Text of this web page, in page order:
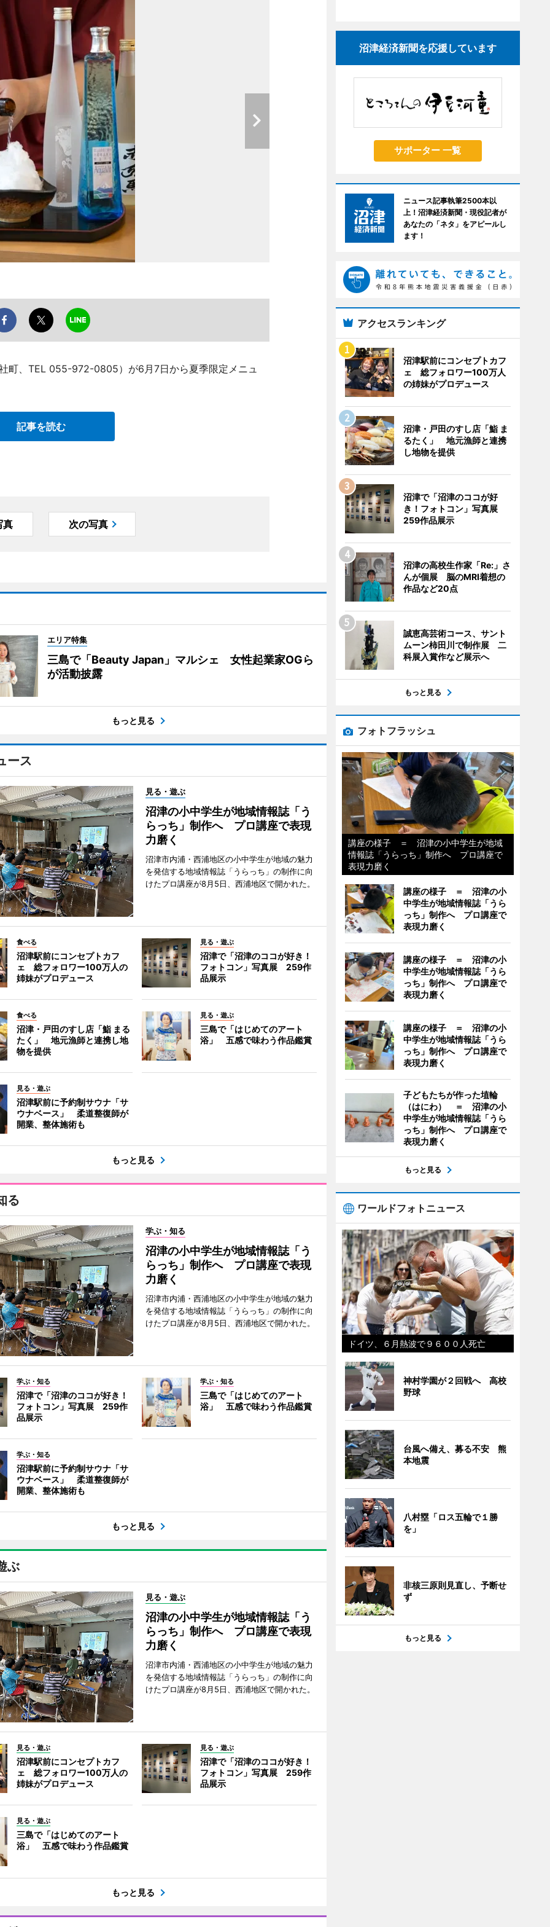
町、TEL 055-972-0805）が6月7日から夏季限定メニュ
記事を読む
真 次の写真
エリア特集
三島で「Beauty Japan」マルシェ 女性起業家OGら
が活動披露
もっと見る
ース
見る・遊ぶ
沼津の小中学生が地域情報誌「う
らっち」制作へ プロ講座で表現
力磨く
沼津市内浦・西浦地区の小中学生が地域の魅力
を発信する地域情報誌「うらっち」の制作に向
けたプロ講座が8月5日、西浦地区で開かれた。
食べる
沼津駅前にコンセプトカフ
ェ 総フォロワー100万人の
姉妹がプロデュース
見る・遊ぶ
沼津で「沼津のココが好き！
フォトコン」写真展 259作
品展示
食べる
沼津・戸田のすし店「鮨 まる
たく」 地元漁師と連携し地
物を提供
見る・遊ぶ
三島で「はじめてのアート
浴」 五感で味わう作品鑑賞
見る・遊ぶ
沼津駅前に予約制サウナ「サ
ウナベース」 柔道整復師が
開業、整体施術も
もっと見る
る
学ぶ・知る
沼津の小中学生が地域情報誌「う
らっち」制作へ プロ講座で表現
力磨く
沼津市内浦・西浦地区の小中学生が地域の魅力
を発信する地域情報誌「うらっち」の制作に向
けたプロ講座が8月5日、西浦地区で開かれた。
学ぶ・知る
沼津で「沼津のココが好き！
フォトコン」写真展 259作
品展示
学ぶ・知る
三島で「はじめてのアート
浴」 五感で味わう作品鑑賞
学ぶ・知る
沼津駅前に予約制サウナ「サ
ウナベース」 柔道整復師が
開業、整体施術も
もっと見る
ぶ
見る・遊ぶ
沼津の小中学生が地域情報誌「う
らっち」制作へ プロ講座で表現
力磨く
沼津市内浦・西浦地区の小中学生が地域の魅力
を発信する地域情報誌「うらっち」の制作に向
けたプロ講座が8月5日、西浦地区で開かれた。
見る・遊ぶ
沼津駅前にコンセプトカフ
ェ 総フォロワー100万人の
姉妹がプロデュース
見る・遊ぶ
沼津で「沼津のココが好き！
フォトコン」写真展 259作
品展示
見る・遊ぶ
三島で「はじめてのアート
浴」 五感で味わう作品鑑賞
もっと見る
沼津経済新聞を応援しています
サポーター 一覧
ニュース記事執筆2500本以
上！沼津経済新聞・現役記者が
あなたの「ネタ」をアピールし
ます！
アクセスランキング
沼津駅前にコンセプトカフ
ェ 総フォロワー100万人
の姉妹がプロデュース
沼津・戸田のすし店「鮨 ま
るたく」 地元漁師と連携
し地物を提供
沼津で「沼津のココが好
き！フォトコン」写真展
259作品展示
沼津の高校生作家「Re:」さ
んが個展 脳のMRI着想の
作品など20点
誠恵高芸術コース、サント
ムーン柿田川で制作展 二
科展入賞作など展示へ
もっと見る
フォトフラッシュ
講座の様子 ＝ 沼津の小中学生が地域
情報誌「うらっち」制作へ プロ講座で
表現力磨く
講座の様子 ＝ 沼津の小
中学生が地域情報誌「うら
っち」制作へ プロ講座で
表現力磨く
講座の様子 ＝ 沼津の小
中学生が地域情報誌「うら
っち」制作へ プロ講座で
表現力磨く
講座の様子 ＝ 沼津の小
中学生が地域情報誌「うら
っち」制作へ プロ講座で
表現力磨く
子どもたちが作った埴輪
（はにわ） ＝ 沼津の小
中学生が地域情報誌「うら
っち」制作へ プロ講座で
表現力磨く
もっと見る
ワールドフォトニュース
ドイツ、６月熱波で９６００人死亡
神村学園が２回戦へ 高校
野球
台風へ備え、募る不安 熊
本地震
八村塁「ロス五輪で１勝
を」
非核三原則見直し、予断せ
ず
もっと見る